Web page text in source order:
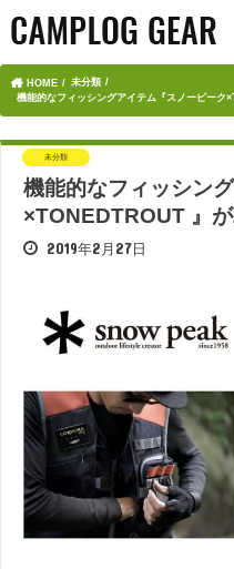
HOME
未分類
機能的なフィッシングアイテム『スノーピーク
未分類
機能的なフィッシン
×TONEDTROUT 』
2019年2月27日